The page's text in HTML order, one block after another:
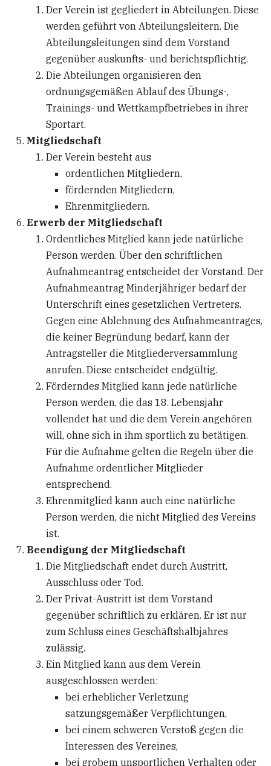
Der Verein ist gegliedert in Abteilungen. Diese
werden geführt von Abteilungsleitern. Die
Abteilungsleitungen sind dem Vorstand
gegenüber auskunfts- und berichtspflichtig.
Die Abteilungen organisieren den
ordnungsgemäßen Ablauf des Übungs-,
Trainings- und Wettkampfbetriebes in ihrer
Sportart.
Mitgliedschaft
Der Verein besteht aus
ordentlichen Mitgliedern,
fördernden Mitgliedern,
Ehrenmitgliedern.
Erwerb der Mitgliedschaft
Ordentliches Mitglied kann jede natürliche
Person werden. Über den schriftlichen
Aufnahmeantrag entscheidet der Vorstand. Der
Aufnahmeantrag Minderjähriger bedarf der
Unterschrift eines gesetzlichen Vertreters.
Gegen eine Ablehnung des Aufnahmeantrages,
die keiner Begründung bedarf, kann der
Antragsteller die Mitgliederversammlung
anrufen. Diese entscheidet endgültig.
Förderndes Mitglied kann jede natürliche
Person werden, die das 18. Lebensjahr
vollendet hat und die dem Verein angehören
will, ohne sich in ihm sportlich zu betätigen.
Für die Aufnahme gelten die Regeln über die
Aufnahme ordentlicher Mitglieder
entsprechend.
Ehrenmitglied kann auch eine natürliche
Person werden, die nicht Mitglied des Vereins
ist.
Beendigung der Mitgliedschaft
Die Mitgliedschaft endet durch Austritt,
Ausschluss oder Tod.
Der Privat-Austritt ist dem Vorstand
gegenüber schriftlich zu erklären. Er ist nur
zum Schluss eines Geschäftshalbjahres
zulässig.
Ein Mitglied kann aus dem Verein
ausgeschlossen werden:
bei erheblicher Verletzung
satzungsgemäßer Verpflichtungen,
bei einem schweren Verstoß gegen die
Interessen des Vereines,
bei grobem unsportlichen Verhalten oder